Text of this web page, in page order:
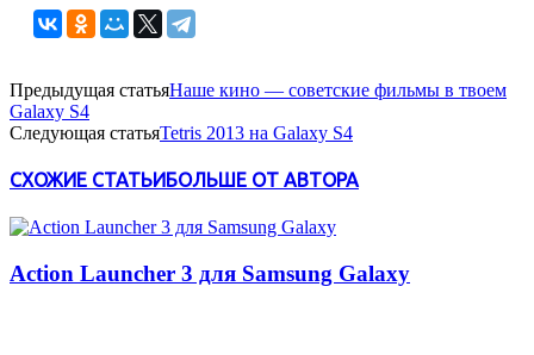
Предыдущая статьяНаше кино — советские фильмы в твоем
Galaxy S4
Следующая статьяTetris 2013 на Galaxy S4
СХОЖИЕ СТАТЬИБОЛЬШЕ ОТ АВТОРА
Action Launcher 3 для Samsung Galaxy